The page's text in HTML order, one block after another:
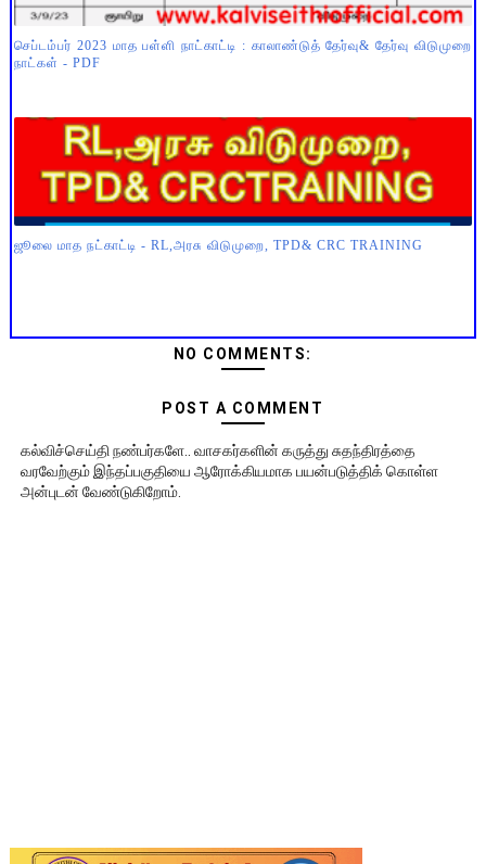
செப்டம்பர் 2023 மாத பள்ளி நாட்காட்டி : காலாண்டுத் தேர்வு& தேர்வு விடுமுறை
நாட்கள் - PDF
ஜூலை மாத நட்காட்டி - RL,அரசு விடுமுறை, TPD& CRC TRAINING
NO COMMENTS:
POST A COMMENT
கல்விச்செய்தி நண்பர்களே.. வாசகர்களின் கருத்து சுதந்திரத்தை
வரவேற்கும் இந்தப்பகுதியை ஆரோக்கியமாக பயன்படுத்திக் கொள்ள
அன்புடன் வேண்டுகிறோம்.